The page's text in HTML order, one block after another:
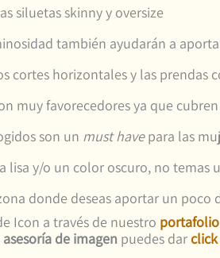
siluetas skinny y oversize
también ayudarán a
cortes horizontales y las prendas
muy favorecedores ya que
son un must havepara las
lisa y/o un color oscuro, no temas
donde deseas aportar un poco
Icon a través de nuestro portafolio
de imagen puedes dar